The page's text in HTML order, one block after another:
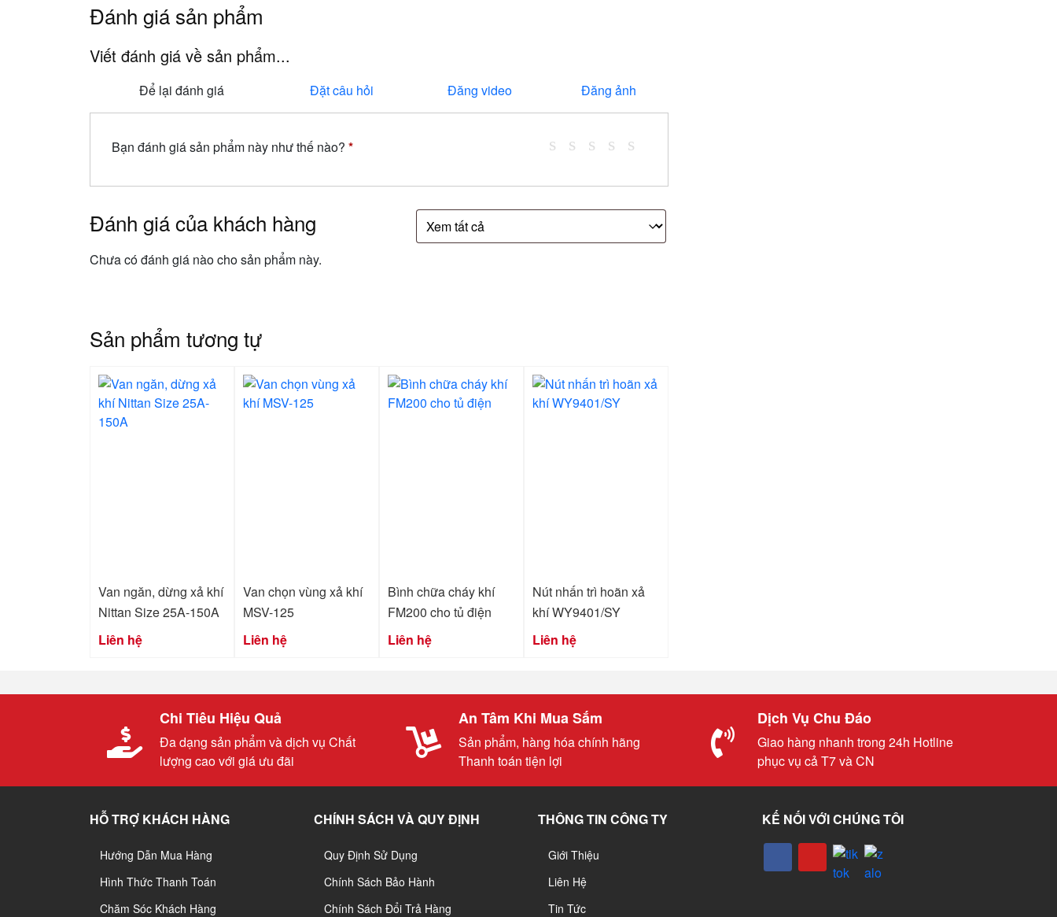
Đánh giá sản phẩm
Viết đánh giá về sản phẩm...
Để lại đánh giá Đặt câu hỏi Đăng video Đăng ảnh
Bạn đánh giá sản phẩm này như thế nào? *
Đánh giá của khách hàng
Chưa có đánh giá nào cho sản phẩm này.
Sản phẩm tương tự
Van ngăn, dừng xả khí
Nittan Size 25A-150A
Liên hệ
Van chọn vùng xả khí
MSV-125
Liên hệ
Bình chữa cháy khí
FM200 cho tủ điện
Liên hệ
Nút nhấn trì hoãn xả
khí WY9401/SY
Liên hệ
Chi Tiêu Hiệu Quả
Đa dạng sản phẩm và dịch vụ Chất
lượng cao với giá ưu đãi
An Tâm Khi Mua Sắm
Sản phẩm, hàng hóa chính hãng
Thanh toán tiện lợi
Dịch Vụ Chu Đáo
Giao hàng nhanh trong 24h Hotline
phục vụ cả T7 và CN
HỖ TRỢ KHÁCH HÀNG
Hướng Dẫn Mua Hàng
Hình Thức Thanh Toán
Chăm Sóc Khách Hàng
CHÍNH SÁCH VÀ QUY ĐỊNH
Quy Định Sử Dụng
Chính Sách Bảo Hành
Chính Sách Đổi Trả Hàng
THÔNG TIN CÔNG TY
Giới Thiệu
Liên Hệ
Tin Tức
KẾ NỐI VỚI CHÚNG TÔI